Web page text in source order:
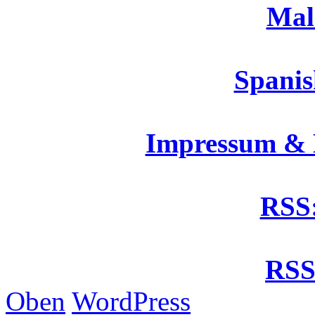
Impressum
Oben WordPress